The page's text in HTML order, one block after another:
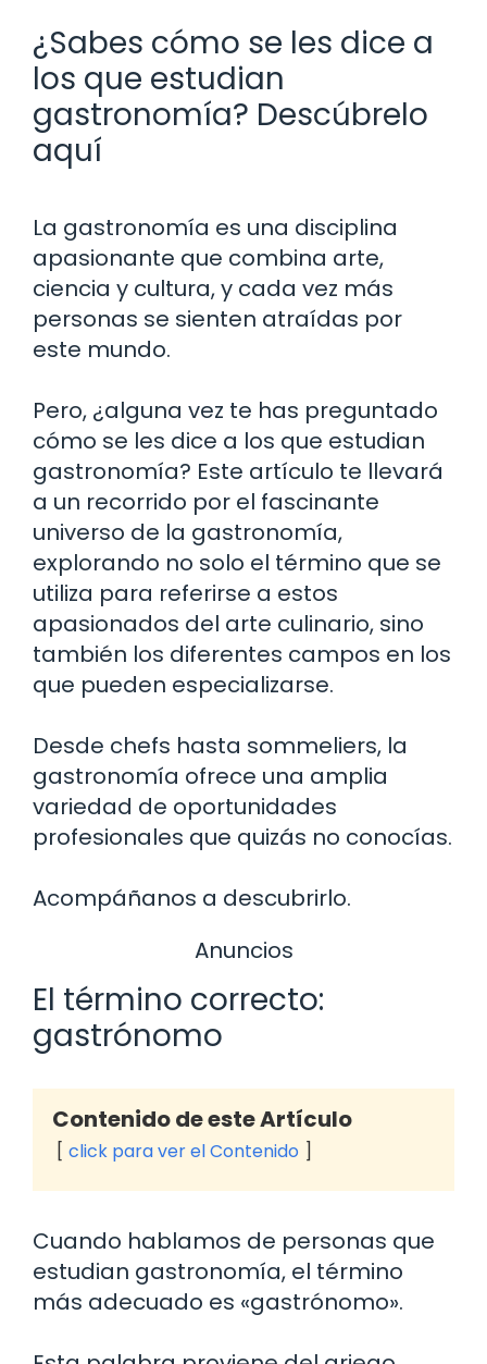
¿Sabes cómo se les dice a
los que estudian
gastronomía? Descúbrelo
aquí
La gastronomía es una disciplina
apasionante que combina arte,
ciencia y cultura, y cada vez más
personas se sienten atraídas por
este mundo.
Pero, ¿alguna vez te has preguntado
cómo se les dice a los que estudian
gastronomía? Este artículo te llevará
a un recorrido por el fascinante
universo de la gastronomía,
explorando no solo el término que se
utiliza para referirse a estos
apasionados del arte culinario, sino
también los diferentes campos en los
que pueden especializarse.
Desde chefs hasta sommeliers, la
gastronomía ofrece una amplia
variedad de oportunidades
profesionales que quizás no conocías.
Acompáñanos a descubrirlo.
Anuncios
El término correcto:
gastrónomo
Contenido de este Artículo
click para ver el Contenido
Cuando hablamos de personas que
estudian gastronomía, el término
más adecuado es «gastrónomo».